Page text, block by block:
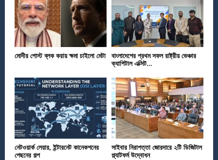
মোদীর পোস্ট ব্লক করায় ক্ষমা চাইলো মেটা
বাংলাদেশের প্রথম সফল রাষ্ট্রীয় ভেঞ্চার
ক্যাপিটাল এক্সিট...
নেটওয়ার্ক লেয়ার, ইন্টারনেট কানেকশনের
পেছনের গল্প
সাইবার নিরাপত্তা জোরদারে ২টি ডিজিটাল
প্ল্যাটফর্ম উদ্বোধন